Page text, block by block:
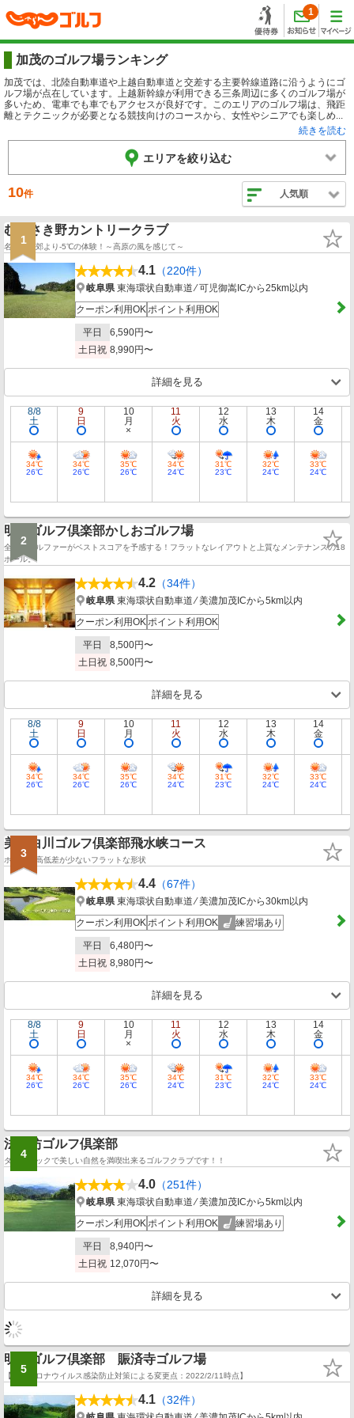
1
加茂のゴルフ場ランキング
加茂では、北陸自動車道や上越自動車道と交差する主要幹線道路に沿うようにゴ
ルフ場が点在しています。上越新幹線が利用できる三条周辺に多くのゴルフ場が
多いため、電車でも車でもアクセスが良好です。このエリアのゴルフ場は、飛距
離とテクニックが必要となる競技向けのコースから、女性やシニアでも楽しめ...
続きを読む
エリアを絞り込む
10件 人気順
1
むらさき野カントリークラブ
名古屋近郊より-5℃の体験！～高原の風を感じて～
4.1 （220件）
岐阜県東海環状自動車道 ⁄ 可児御嵩ICから25km以内
クーポン利用OKポイント利用OK
平日
6,590円〜
土日祝 8,990円〜
詳細を見る
8/8
土
34℃
26℃
9
日
34℃
26℃
10
月
35℃
26℃
11
火
34℃
24℃
12
水
31℃
23℃
13
木
32℃
24℃
14
金
33℃
24℃
2
明智ゴルフ倶楽部かしおゴルフ場
全てのゴルファーがベストスコアを予感する！フラットなレイアウトと上質なメンテナンスの18
ホール。
4.2 （34件）
岐阜県東海環状自動車道 ⁄ 美濃加茂ICから5km以内
クーポン利用OKポイント利用OK
平日
8,500円〜
土日祝 8,500円〜
詳細を見る
8/8
土
34℃
26℃
9
日
34℃
26℃
10
月
35℃
26℃
11
火
34℃
24℃
12
水
31℃
23℃
13
木
32℃
24℃
14
金
33℃
24℃
3
美濃白川ゴルフ倶楽部飛水峡コース
ホールの高低差が少ないフラットな形状
4.4 （67件）
岐阜県東海環状自動車道 ⁄ 美濃加茂ICから30km以内
クーポン利用OKポイント利用OK 練習場あり
平日
6,480円〜
土日祝 8,980円〜
詳細を見る
8/8
土
34℃
26℃
9
日
34℃
26℃
10
月
35℃
26℃
11
火
34℃
24℃
12
水
31℃
23℃
13
木
32℃
24℃
14
金
33℃
24℃
4
法仙坊ゴルフ倶楽部
ダイナミックで美しい自然を満喫出来るゴルフクラブです！！
4.0 （251件）
岐阜県東海環状自動車道 ⁄ 美濃加茂ICから5km以内
クーポン利用OKポイント利用OK 練習場あり
平日
8,940円〜
土日祝 12,070円〜
詳細を見る
5
明智ゴルフ倶楽部 賑済寺ゴルフ場
【新型コロナウイルス感染防止対策による変更点：2022/2/11時点】
4.1 （32件）